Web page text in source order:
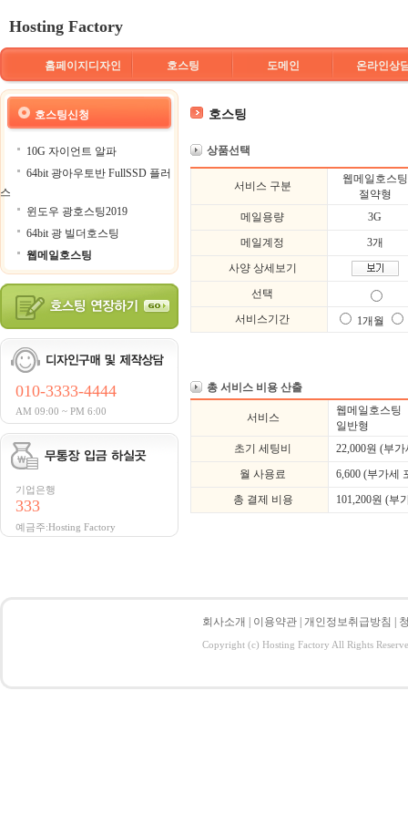
Hosting Factory
홈페이지디자인 호스팅 도메인 온라인상
호스팅신청
10G 자이언트 알파
64bit 광아우토반 FullSSD 플러
스
윈도우 광호스팅2019
64bit 광 빌더호스팅
웹메일호스팅
010-3333-4444
AM 09:00 ~ PM 6:00
기업은행
333
예금주:Hosting Factory
호스팅
상품선택
서비스 구분
웹메일호스팅
절약형
메일용량
3G
메일계정
3개
사양 상세보기
선택
서비스기간
1개월
총 서비스 비용 산출
서비스
웹메일호스팅
일반형
초기 세팅비
22,000원 (부
월 사용료
6,600 (부가세
총 결제 비용
101,200원 (부
회사소개 이용약관 개인정보취급방침
Copyright (c) Hosting Factory All Rights